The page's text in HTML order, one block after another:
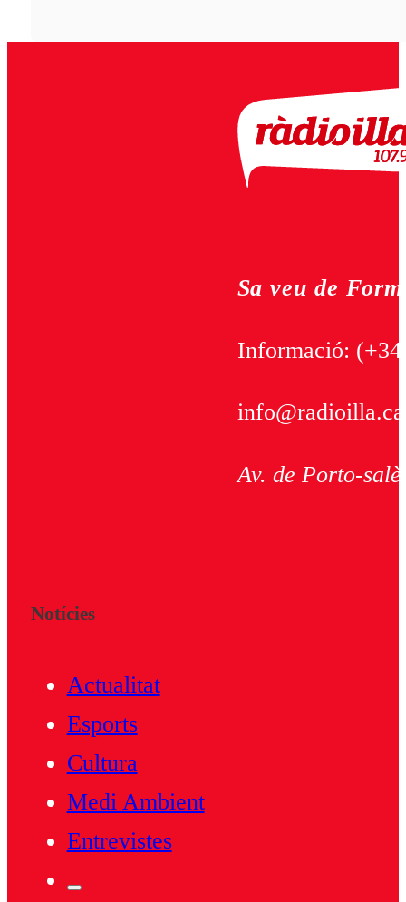
Sa veu de
Informació:
Av. de Porto-
Notícies
Actualitat
Esports
Cultura
Medi Ambient
Entrevistes